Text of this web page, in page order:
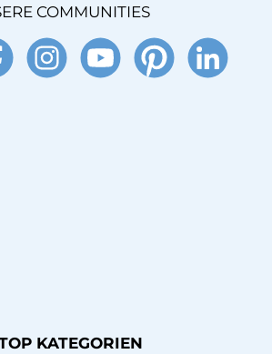
COMMUNITIES
InstagramYouTube Pinterest LinkedIn
KATEGORIEN